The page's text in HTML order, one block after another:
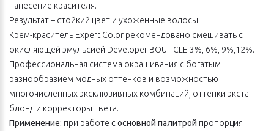
нанесение красителя.
Результат – стойкий цвет и ухоженные волосы.
Крем-краситель Expert Color рекомендовано смешивать с
окисляющей эмульсией Developer BOUTICLE 3%, 6%, 9%,12%.
Профессиональная система окрашивания с богатым
разнообразием модных оттенков и возможностью
многочисленных эксклюзивных комбинаций, оттенки экста-
блонд и корректоры цвета.
Применение: при работе с основной палитрой пропорция